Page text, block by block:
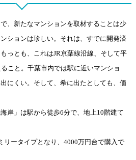
、新たなマンションを取材することは少
ションは珍しい。それは、すでに開発済
っとも、これはJR京葉線沿線、そして平
こと。千葉市内では駅に近いマンショ
にくい。そして、希に出たとしても、価
岸」は駅から徒歩6分で、地上10階建て
リータイプとなり、4000万円台で購入で